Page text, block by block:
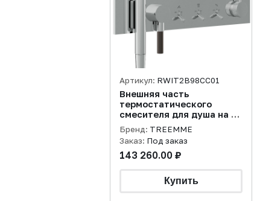
Артикул: RWIT2B98CC01
Внешняя часть
термостатического
смесителя для душа на 3
потребителя Watt, хром
Бренд: TREEMME
Заказ: Под заказ
143 260.00 ₽